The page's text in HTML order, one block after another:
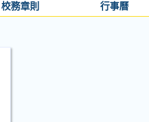
校務章則 行事曆